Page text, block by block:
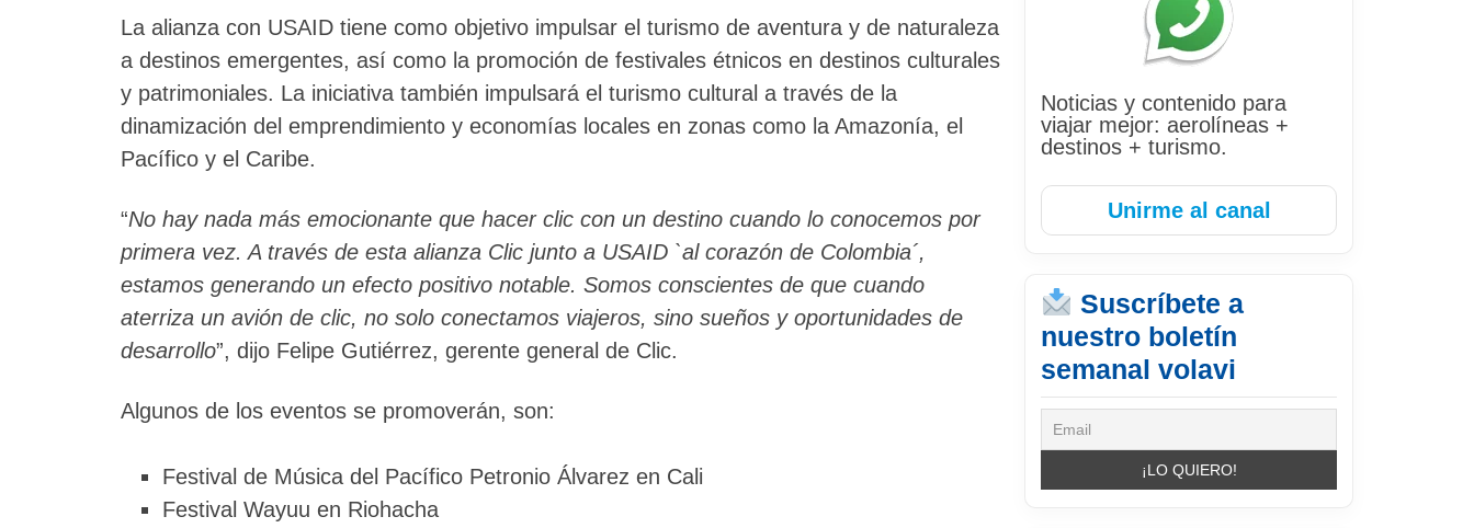
La alianza con USAID tiene como objetivo impulsar el turismo de aventura y de naturaleza
a destinos emergentes, así como la promoción de festivales étnicos en destinos culturales
y patrimoniales. La iniciativa también impulsará el turismo cultural a través de la
dinamización del emprendimiento y economías locales en zonas como la Amazonía, el
Pacífico y el Caribe.
“No hay nada más emocionante que hacer clic con un destino cuando lo conocemos por
primera vez. A través de esta alianza Clic junto a USAID `al corazón de Colombia´,
estamos generando un efecto positivo notable. Somos conscientes de que cuando
aterriza un avión de clic, no solo conectamos viajeros, sino sueños y oportunidades de
desarrollo”, dijo Felipe Gutiérrez, gerente general de Clic.
Algunos de los eventos se promoverán, son:
Festival de Música del Pacífico Petronio Álvarez en Cali
Festival Wayuu en Riohacha
Noticias y contenido para
viajar mejor: aerolíneas +
destinos + turismo.
Unirme al canal
Suscríbete a
nuestro boletín
semanal volavi